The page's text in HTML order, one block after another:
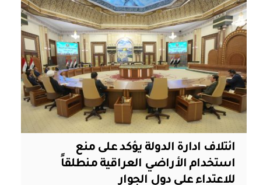
ائتلاف ادارة الدولة يؤكد على منع
استخدام الأراضي العراقية منطلقاً
للاعتداء على دول الجوار